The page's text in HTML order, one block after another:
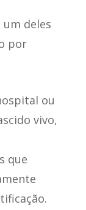
um deles
por
ou
vivo,
que